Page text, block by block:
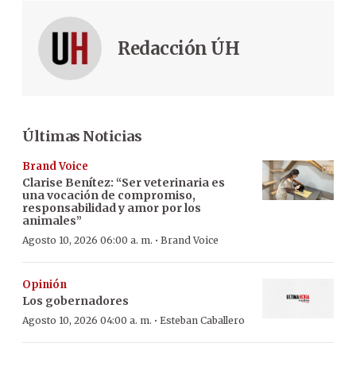
Redacción ÚH
Últimas Noticias
Brand Voice
Clarise Benítez: “Ser veterinaria es
una vocación de compromiso,
responsabilidad y amor por los
animales”
Agosto 10, 2026 06:00 a. m. · Brand Voice
Opinión
Los gobernadores
Agosto 10, 2026 04:00 a. m. · Esteban Caballero